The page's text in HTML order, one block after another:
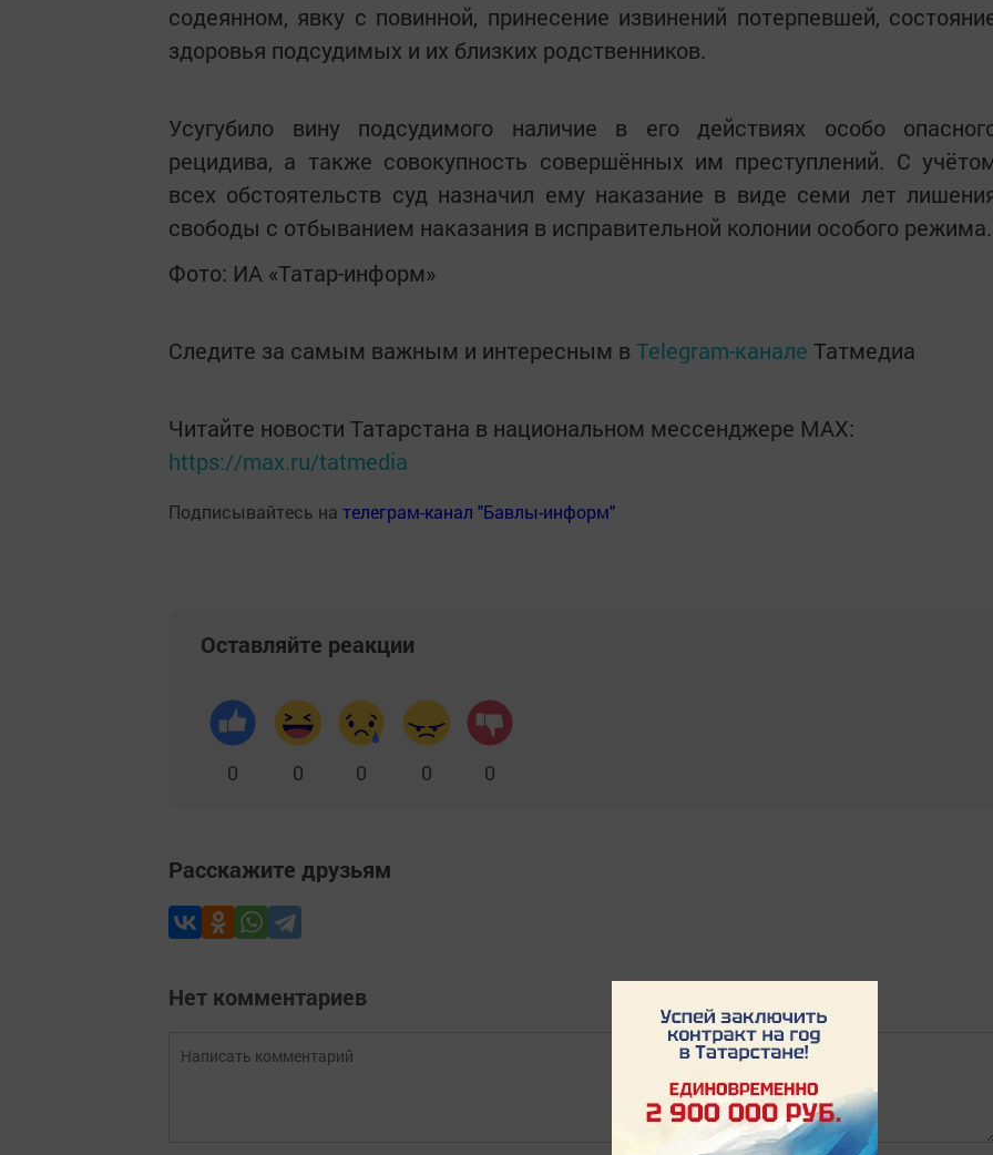
содеянном, явку с повинной, принесение извинений потерпевшей,
здоровья подсудимых и их близких родственников.
Усугубило вину подсудимого наличие в его действиях особо
рецидива, а также совокупность совершённых им преступлений. С
всех обстоятельств суд назначил ему наказание в виде семи лет
свободы с отбыванием наказания в исправительной колонии особого режима.
Фото: ИА «Татар-информ»
Следите за самым важным и интересным в Telegram-канале Татмедиа
Читайте новости Татарстана в национальном мессенджере MАХ:
https://max.ru/tatmedia
Подписывайтесь на телеграм-канал "Бавлы-информ"
Оставляйте реакции
0 0 0 0 0
Расскажите друзьям
Нет комментариев